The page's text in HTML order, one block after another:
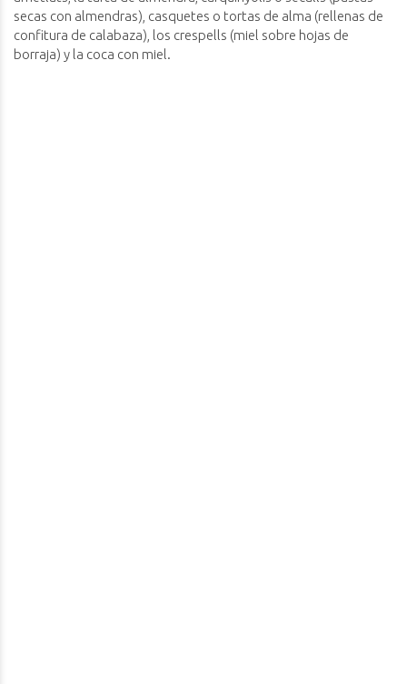
secas con almendras), casquetes o tortas de alma (rellenas de
confitura de calabaza), los crespells (miel sobre hojas de
borraja) y la coca con miel.